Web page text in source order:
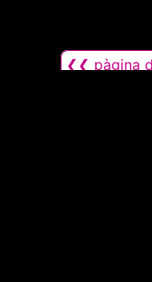
❮❮ pàgina